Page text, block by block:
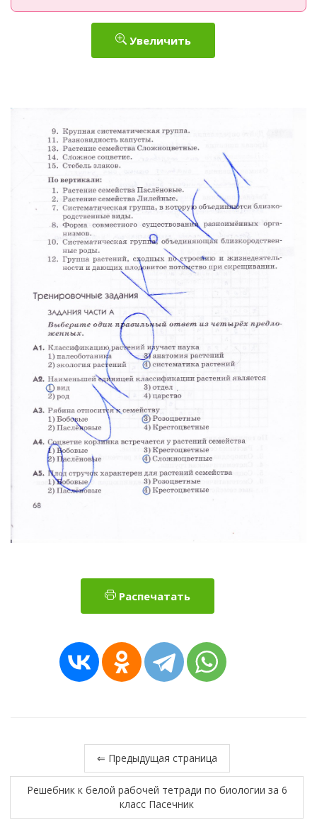
Увеличить
Распечатать
⇐ Предыдущая страница
Решебник к белой рабочей тетради по биологии за 6
класс Пасечник